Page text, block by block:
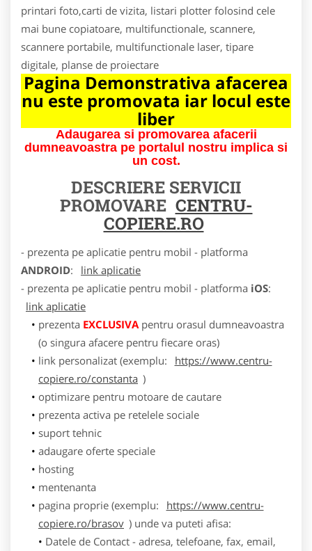
printari foto,carti de vizita, listari plotter folosind cele
mai bune copiatoare, multifunctionale, scannere,
scannere portabile, multifunctionale laser, tipare
digitale, planse de proiectare
Pagina Demonstrativa afacerea
nu este promovata iar locul este
liber
Adaugarea si promovarea afacerii
dumneavoastra pe portalul nostru implica si
un cost.
DESCRIERE SERVICII
PROMOVARE CENTRU-
COPIERE.RO
- prezenta pe aplicatie pentru mobil - platforma
ANDROID:
link aplicatie
- prezenta pe aplicatie pentru mobil - platforma iOS:
link aplicatie
prezenta EXCLUSIVApentru orasul dumneavoastra
(o singura afacere pentru fiecare oras)
link personalizat (exemplu:
https://www.centru-
copiere.ro/constanta )
optimizare pentru motoare de cautare
prezenta activa pe retelele sociale
suport tehnic
adaugare oferte speciale
hosting
mentenanta
pagina proprie (exemplu:
https://www.centru-
copiere.ro/brasov ) unde va puteti afisa:
Datele de Contact - adresa, telefoane, fax, email,